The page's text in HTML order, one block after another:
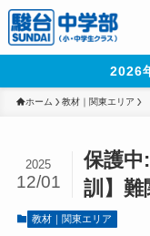
2026
ホーム 教材｜関東エリア
保護中
訓】難
2025
12/01
教材｜関東エリア